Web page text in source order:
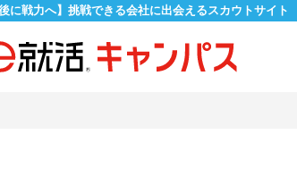
後に戦力へ】挑戦できる会社に出会えるスカウトサイト